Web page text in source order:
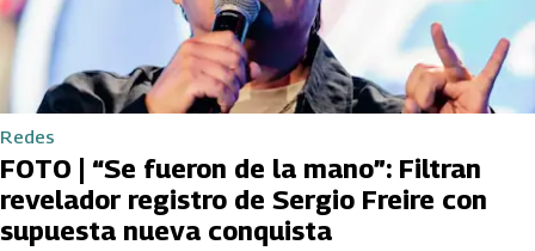
Redes
FOTO | “Se fueron de la mano”: Filtran
revelador registro de Sergio Freire con
supuesta nueva conquista